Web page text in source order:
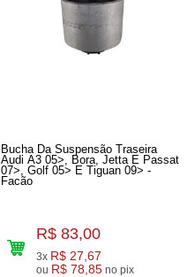
Bucha Da Suspensão Traseira
Audi A3 05>, Bora, Jetta E Passat
07>, Golf 05> E Tiguan 09> -
Facão
R$ 83,00
3x R$ 27,67
ou R$ 78,85 no pix